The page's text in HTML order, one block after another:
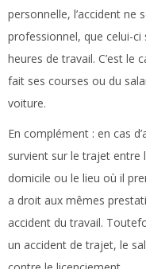
personnelle, l’accident ne
professionnel, que celui-
heures de travail. C’est le
fait ses courses ou du
voiture.
En complément : en cas
survient sur le trajet entre
domicile ou le lieu où il
a droit aux mêmes
accident du travail.
un accident de trajet, le